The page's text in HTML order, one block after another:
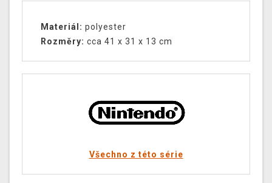
Materiál: polyester
Rozměry: cca 41 x 31 x 13 cm
Všechno z této série